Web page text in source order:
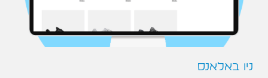
ניו באלאנס